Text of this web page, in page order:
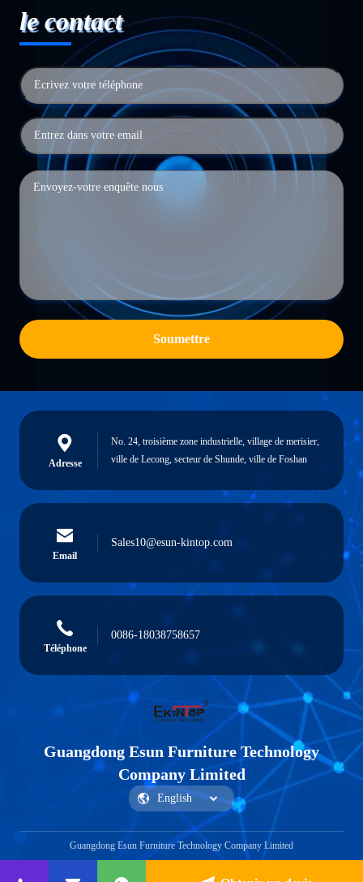
le contact
Soumettre
Adresse
No. 24, troisième zone industrielle, village de merisier,
ville de Lecong, secteur de Shunde, ville de Foshan
Email
Sales10@esun-kintop.com
Téléphone
0086-18038758657
Guangdong Esun Furniture Technology
Company Limited
Guangdong Esun Furniture Technology Company Limited